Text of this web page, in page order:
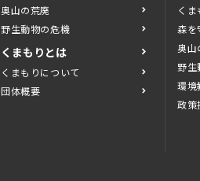
奥山の荒廃
野生動物の危機
くまもりとは
くまもりについて
団体概要
く
森を
奥山
野生
環境
政策